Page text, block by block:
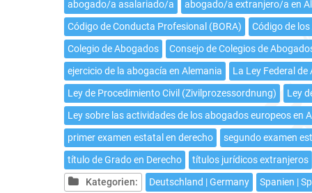
abogado/a asalariado/a
abogado/a extranjero/a en
Código de Conducta Profesional (BORA)
Código de
Colegio de Abogados
Consejo de Colegios de
ejercicio de la abogacía en Alemania
La Ley Federal
Ley de Procedimiento Civil (Zivilprozessordnung)
Ley
Ley sobre las actividades de los abogados europeos en
primer examen estatal en derecho
segundo examen
título de Grado en Derecho
títulos jurídicos extranjeros
Kategorien:
Deutschland | Germany Spanien |